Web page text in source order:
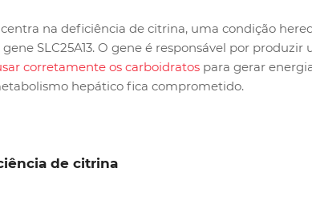
na deficiência de citrina, uma condição
SLC25A13. O gene é responsável por produzir
corretamente os carboidratospara gerar
hepático fica comprometido.
de citrina